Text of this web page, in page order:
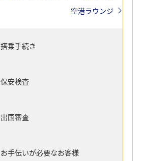
入国審査
荷物受け取り
税関
空港ラウンジ
搭乗手続き
保安検査
出国審査
お手伝いが必要なお客様